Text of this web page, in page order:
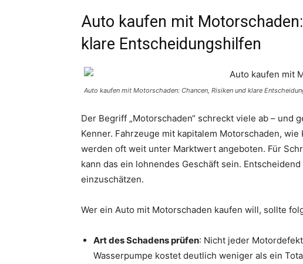
Auto kaufen mit
klare Entscheidungshilfen
Auto kaufen mit Motorschaden: Chancen, Risiken und klare
Der Begriff „Motorschaden“ schreckt viele ab – und
Kenner. Fahrzeuge mit kapitalem Motorschaden,
werden oft weit unter Marktwert angeboten. Für
kann das ein lohnendes Geschäft sein.
einzuschätzen.
Wer ein Auto mit Motorschaden kaufen will, sollte
Art des Schadens prüfen: Nicht jeder
Wasserpumpe kostet deutlich weniger als ein